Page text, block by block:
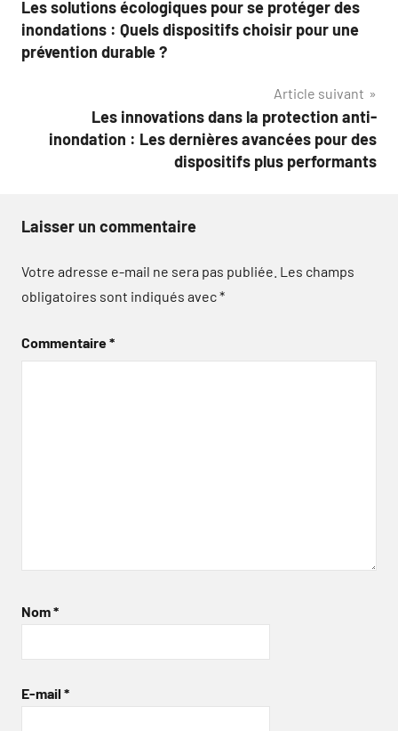
de
l’article
Les solutions écologiques pour se protéger des
inondations : Quels dispositifs choisir pour une
prévention durable ?
Article suivant
Les innovations dans la protection anti-
inondation : Les dernières avancées pour des
dispositifs plus performants
Laisser un commentaire
Votre adresse e-mail ne sera pas publiée. Les champs
obligatoires sont indiqués avec*
Commentaire*
Nom*
E-mail *